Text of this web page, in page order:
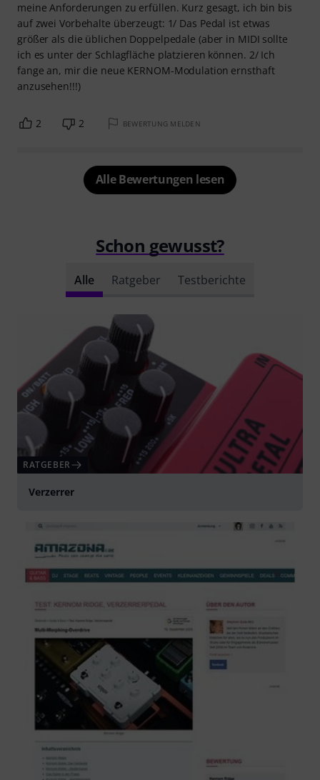
meine Anforderungen zu erfüllen. Kurz gesagt, ich bin bis
auf zwei Vorbehalte überzeugt: 1/ Das Pedal ist etwas
größer als die üblichen Doppelpedale (aber in MIDI sollte
ich es unter der Schlagfläche platzieren können. 2/ Ich
fange an, mir die neue KERNOM-Modulation ernsthaft
anzusehen!!!)
2 2 BEWERTUNG MELDEN
Alle Bewertungen lesen
Schon gewusst?
Alle Ratgeber Testberichte
RATGEBER
Verzerrer